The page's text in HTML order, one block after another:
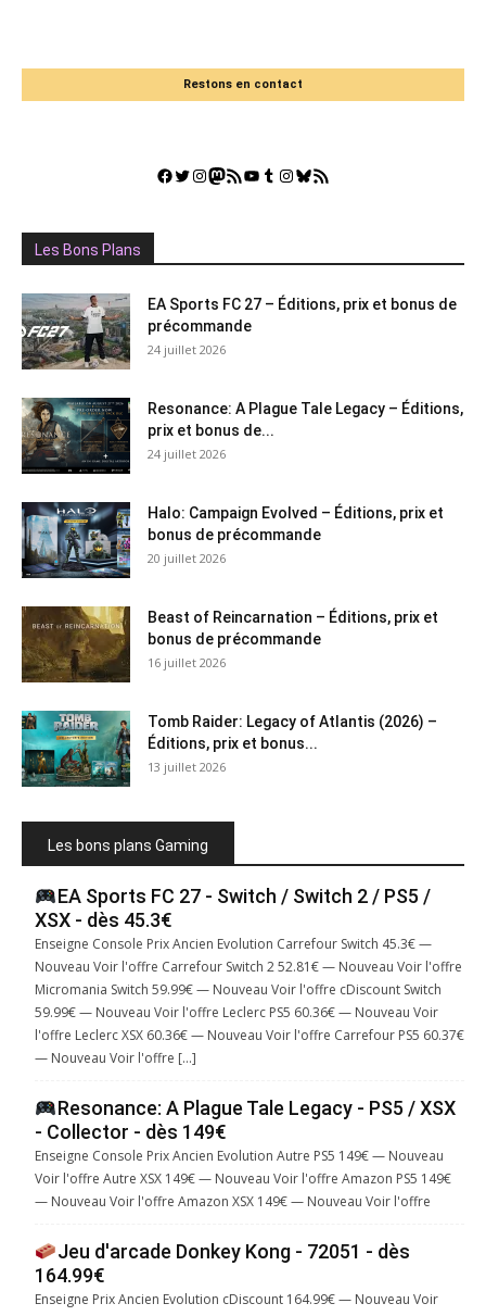
Restons en contact
Facebook
Twitter
Instagram
Mastodon
Flux RSSYouTube
Tumblr
Instagram
Bluesky
GestGame
Les Bons Plans
EA Sports FC 27 – Éditions, prix et bonus de
précommande
24 juillet 2026
Resonance: A Plague Tale Legacy – Éditions,
prix et bonus de...
24 juillet 2026
Halo: Campaign Evolved – Éditions, prix et
bonus de précommande
20 juillet 2026
Beast of Reincarnation – Éditions, prix et
bonus de précommande
16 juillet 2026
Tomb Raider: Legacy of Atlantis (2026) –
Éditions, prix et bonus...
13 juillet 2026
Les bons plans Gaming
EA Sports FC 27 - Switch / Switch 2 / PS5 /
XSX - dès 45.3€
Enseigne Console Prix Ancien Evolution Carrefour Switch 45.3€ —
Nouveau Voir l'offre Carrefour Switch 2 52.81€ — Nouveau Voir l'offre
Micromania Switch 59.99€ — Nouveau Voir l'offre cDiscount Switch
59.99€ — Nouveau Voir l'offre Leclerc PS5 60.36€ — Nouveau Voir
l'offre Leclerc XSX 60.36€ — Nouveau Voir l'offre Carrefour PS5 60.37€
— Nouveau Voir l'offre […]
Resonance: A Plague Tale Legacy - PS5 / XSX
- Collector - dès 149€
Enseigne Console Prix Ancien Evolution Autre PS5 149€ — Nouveau
Voir l'offre Autre XSX 149€ — Nouveau Voir l'offre Amazon PS5 149€
— Nouveau Voir l'offre Amazon XSX 149€ — Nouveau Voir l'offre
Jeu d'arcade Donkey Kong - 72051 - dès
164.99€
Enseigne Prix Ancien Evolution cDiscount 164.99€ — Nouveau Voir